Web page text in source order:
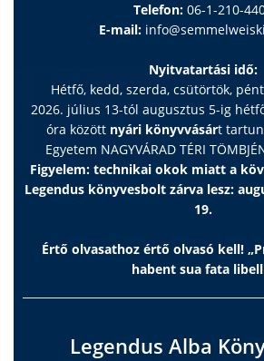
Telefon: 06-1-210-
E-mail:
Nyitvatartási idő:
Hétfő, kedd, szerda, csütörtök,
2026. július 13-tól augusztus 5-ig
óra között nyári könyvvásárt
Egyetem NAGYVÁRAD TÉRI
Figyelem: technikai okok miatt a
Legendus könyvesbolt zárva lesz:
19.
Értő olvasathoz értő olvasó kell!
habent sua fata
Legendus Alba